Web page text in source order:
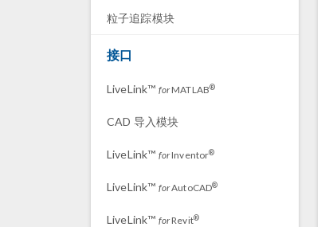
粒子追踪模块
接口
LiveLink™ forMATLAB®
CAD 导入模块
LiveLink™ forInventor®
LiveLink™ forAutoCAD®
LiveLink™ forRevit®